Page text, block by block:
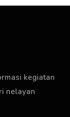
kegiatan
nelayan